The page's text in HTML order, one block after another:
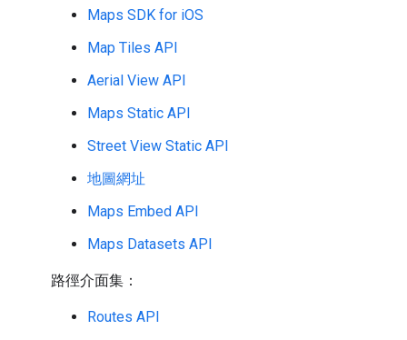
Maps SDK for iOS
Map Tiles API
Aerial View API
Maps Static API
Street View Static API
地圖網址
Maps Embed API
Maps Datasets API
路徑介面集：
Routes API